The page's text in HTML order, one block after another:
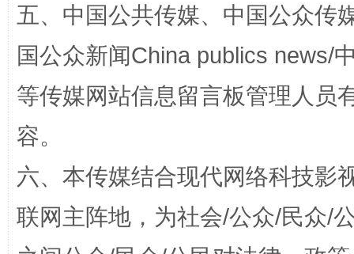
五、中国公共传媒、中国公众传
国公众新闻China publics news/
等传媒网站信息留言板管理人员
容。
六、本传媒结合现代网络科技影
联网主阵地，为社会/公众/民众/